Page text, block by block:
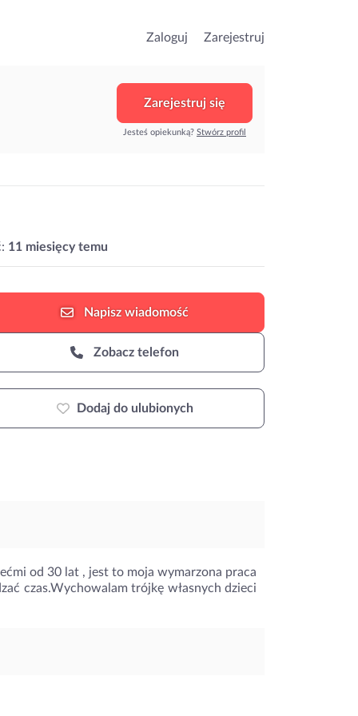
Zaloguj Zarejestruj
Zarejestruj się
Jesteś opiekunką? Stwórz profil
11 miesięcy temu
Napisz wiadomość
Zobacz telefon
Dodaj do ulubionych
od 30 lat , jest to moja wymarzona praca
czas.Wychowalam trójkę własnych dzieci